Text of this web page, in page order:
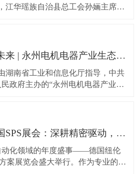
江华瑶族自治县总工会孙婳主席、
科技开展慰问活动，为百余名坚
精心准备的粮油物资，以
永链聚势，智创未来 | 永州电机电器产业生态对接会在湖南国梦园区隆重召开！
政府主办的“永州电机电器产业生
府领导、行业专家与产业链伙伴，
同未来。*
国梦电机亮相德国SPS展会：深耕精密驱动，连接全球智造！
案展览会盛大举行。作为专业的无